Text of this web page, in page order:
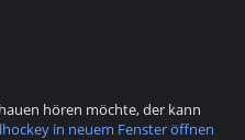
hören möchte, der kann
in neuem Fenster öffnen